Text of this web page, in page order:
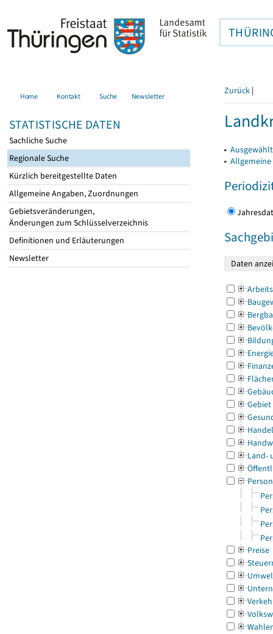
Home Kontakt Suche Newsletter
STATISTISCHE DATEN
Sachliche Suche
Regionale Suche
Kürzlich bereitgestellte Daten
Allgemeine Angaben, Zuordnungen
Gebietsveränderungen,
Änderungen zum Schlüsselverzeichnis
Definitionen und Erläuterungen
Newsletter
Zurück |
▸
▸
Gebiet
Land-
Preise